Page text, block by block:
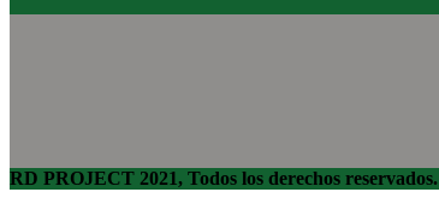
RD PROJECT 2021, Todos los derechos reservados.